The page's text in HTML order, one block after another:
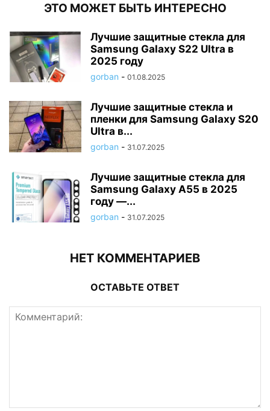
ЭТО МОЖЕТ БЫТЬ ИНТЕРЕСНО
Лучшие защитные стекла для
Samsung Galaxy S22 Ultra в
2025 году
gorban - 01.08.2025
Лучшие защитные стекла и
пленки для Samsung Galaxy S20
Ultra в...
gorban - 31.07.2025
Лучшие защитные стекла для
Samsung Galaxy A55 в 2025
году —...
gorban - 31.07.2025
НЕТ КОММЕНТАРИЕВ
ОСТАВЬТЕ ОТВЕТ